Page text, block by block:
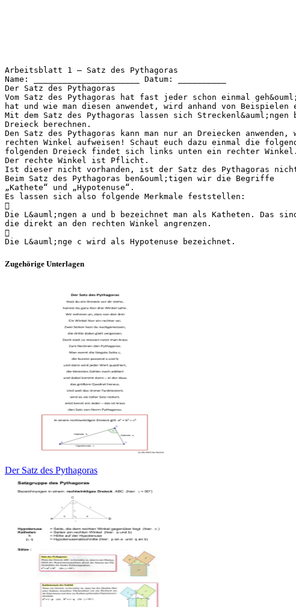
Arbeitsblatt 1 – Satz des Pythagoras
Name: ______________________ Datum: __________
Der Satz des Pythagoras
Vom Satz des Pythagoras hat fast jeder schon einmal
hat und wie man diesen anwendet, wird anhand von
Mit dem Satz des Pythagoras lassen sich
Dreieck berechnen.
Den Satz des Pythagoras kann man nur an Dreiecken anwenden,
rechten Winkel aufweisen! Schaut euch dazu einmal die
folgenden Dreieck findet sich links unten ein rechter Winkel.
Der rechte Winkel ist Pflicht.
Ist dieser nicht vorhanden, ist der Satz des Pythagoras nicht
Beim Satz des Pythagoras ben&ouml;tigen wir die Begriffe
„Kathete“ und „Hypotenuse“.
Es lassen sich also folgende Merkmale feststellen:

Die L&auml;ngen a und b bezeichnet man als Katheten. Das
die direkt an den rechten Winkel angrenzen.

Zugehörige Unterlagen
Der Satz des Pythagoras